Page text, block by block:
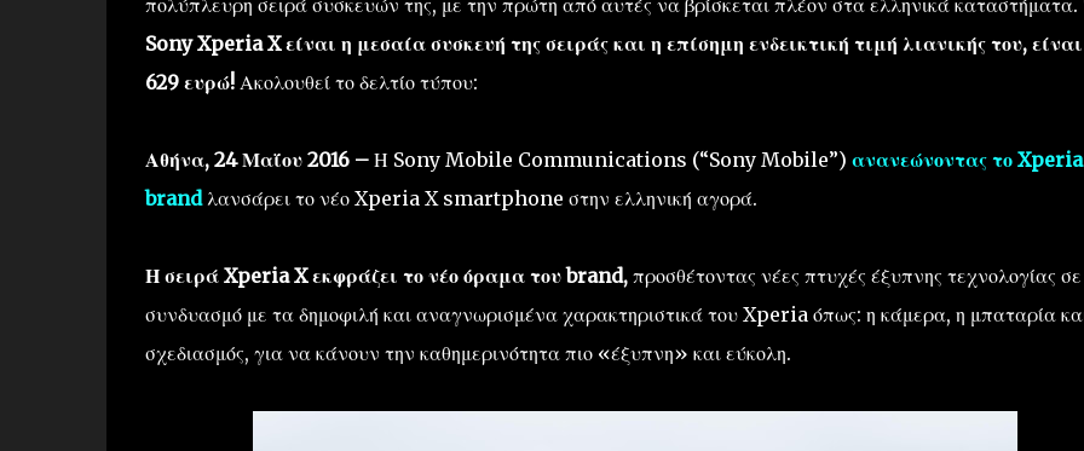
πολύπλευρη σειρά συσκευών της, με την πρώτη από αυτές να βρίσκεται πλέον στα ελληνικά καταστήματα.
Sony Xperia X είναι η μεσαία συσκευή της σειράς και η επίσημη ενδεικτική τιμή λιανικής του,
629 ευρώ!Ακολουθεί το δελτίο τύπου:
Αθήνα, 24 Μαΐου 2016 – Η Sony Mobile Communications (“Sony Mobile”) ανανεώνοντας το
brandλανσάρει το νέο Xperia X smartphone στην ελληνική αγορά.
Η σειρά Xperia X εκφράζει το νέο όραμα του brand,προσθέτοντας νέες πτυχές έξυπνης τεχνολογίας σε
συνδυασμό με τα δημοφιλή και αναγνωρισμένα χαρακτηριστικά του Xperia όπως: η κάμερα, η μπαταρία
σχεδιασμός, για να κάνουν την καθημερινότητα πιο «έξυπνη» και εύκολη.